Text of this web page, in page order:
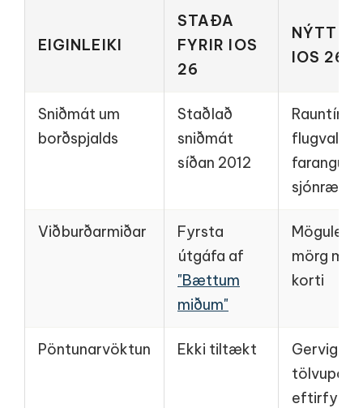
EIGINLEIKI
STAÐA
FYRIR IOS
26
NÝTT
IOS 26
Sniðmát um
borðspjalds
Staðlað
sniðmát
síðan 2012
Viðburðarmiðar
Fyrsta
útgáfa af
"Bættum
miðum"
Mögulegt
mörg
korti
Pöntunarvöktun Ekki tiltækt
eftirfylgni